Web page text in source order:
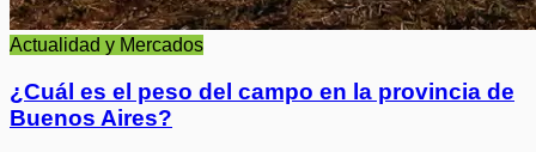
Actualidad y Mercados
¿Cuál es el peso del campo en la provincia de
Buenos Aires?